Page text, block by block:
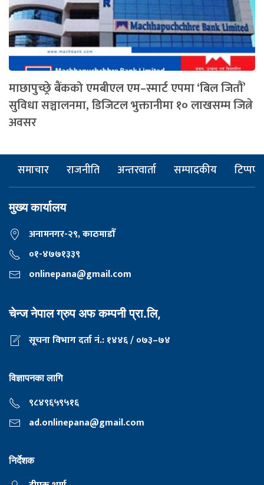
माछापुच्छ्रे बैंकको एमबीएल एम–स्मार्ट एपमा ‘बिल जितौं’
सुविधा सञ्चालनमा, डिजिटल भुक्तानीमा १० लाखसम्म जित्ने
अवसर
समाचार राजनीति अन्तरवार्ता सम्पादकीय टिप्पणी
मुख्य कार्यालय
अनामनगर-२९, काठमाडाैँ
०१-४७७१३३९
onlinepana@gmail.com
चेन्ज नेपाल ग्रुप अफ कम्पनी प्रा.लि,
सूचना विभाग दर्ता नं.: १४४६ / ०७३–७४
विज्ञापनका लागि
९८४९६५९५१६
ad.onlinepana@gmail.com
निर्देशक